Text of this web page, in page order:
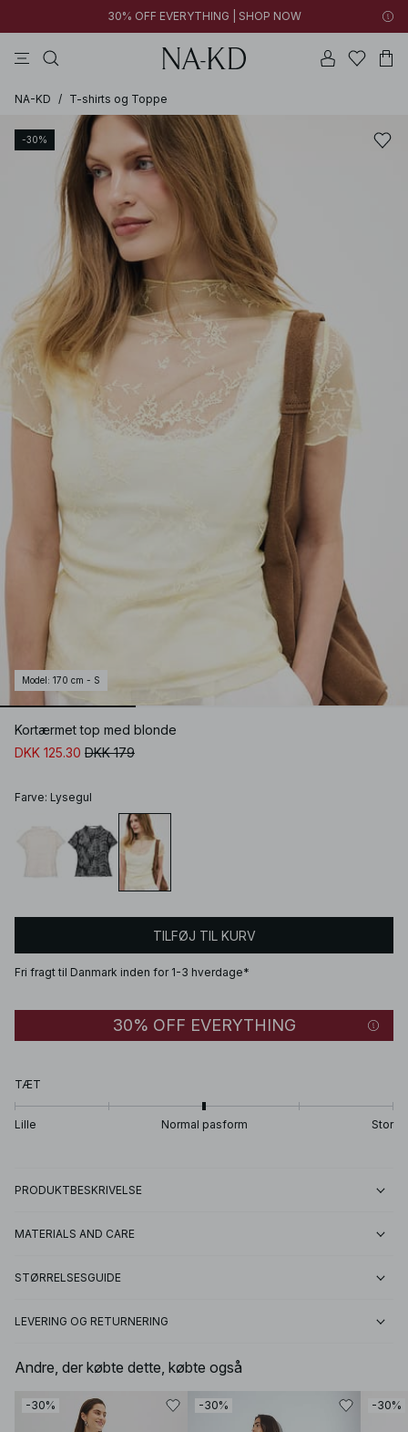
30% OFF EVERYTHING | SHOP NOW
NA-KD / T-shirts og Toppe
-30%
Model : 170 cm - S
Kortærmet top med blonde
DKK 125.30 DKK 179
Farve: Lysegul
TILFØJ TIL KURV
Fri fragt til Danmark inden for 1-3 hverdage*
30% OFF EVERYTHING
TÆT
Lille Normal pasform Stor
PRODUKTBESKRIVELSE
MATERIALS AND CARE
STØRRELSESGUIDE
LEVERING OG RETURNERING
Andre, der købte dette, købte også
-30% -30% -30%